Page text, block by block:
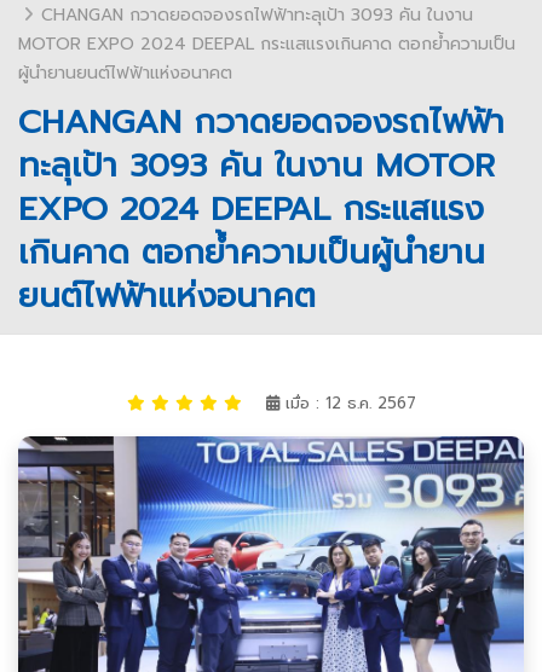
CHANGAN กวาดยอดจองรถไฟฟ้าทะลุเป้า 3093 คัน ในงาน
MOTOR EXPO 2024 DEEPAL กระแสแรงเกินคาด ตอกย้ำความเป็น
ผู้นำยานยนต์ไฟฟ้าแห่งอนาคต
CHANGAN กวาดยอดจองรถไฟฟ้า
ทะลุเป้า 3093 คัน ในงาน MOTOR
EXPO 2024 DEEPAL กระแสแรง
เกินคาด ตอกย้ำความเป็นผู้นำยาน
ยนต์ไฟฟ้าแห่งอนาคต
เมื่อ : 12 ธ.ค. 2567